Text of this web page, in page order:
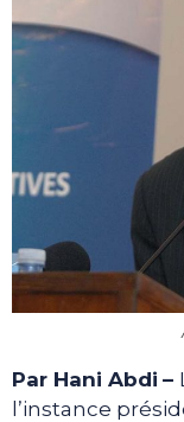
Par Hani Abdi –
l’instance